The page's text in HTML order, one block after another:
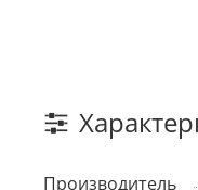
Производитель